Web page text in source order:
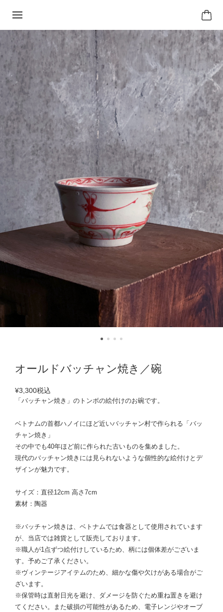
オールドバッチャン焼き／碗
¥3,300税込
「バッチャン焼き」のトンボの絵付けのお碗です。
ベトナムの首都ハノイにほど近いバッチャン村で作られる「バッ
チャン焼き」
その中でも40年ほど前に作られた古いものを集めました。
現代のバッチャン焼きには見られないような個性的な絵付けとデ
ザインが魅力です。
サイズ：直径12cm 高さ7cm
素材：陶器
※バッチャン焼きは、ベトナムでは食器として使用されています
が、当店では雑貨として販売しております。
※職人が1点ずつ絵付けしているため、柄には個体差がございま
す。予めご了承ください。
※ヴィンテージアイテムのため、細かな傷や欠けがある場合がご
ざいます。
※保管時は直射日光を避け、ダメージを防ぐため重ね置きを避け
てください。また破損の可能性があるため、電子レンジやオーブ